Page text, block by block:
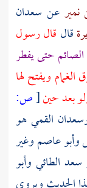
نميرعن سعدان
قال قال رسول
الصائم حتى يفطر
الغمام ويفتح لها
بعد حين[ص:
القميهو
وأبو عاصموغير
الطائي وأبو